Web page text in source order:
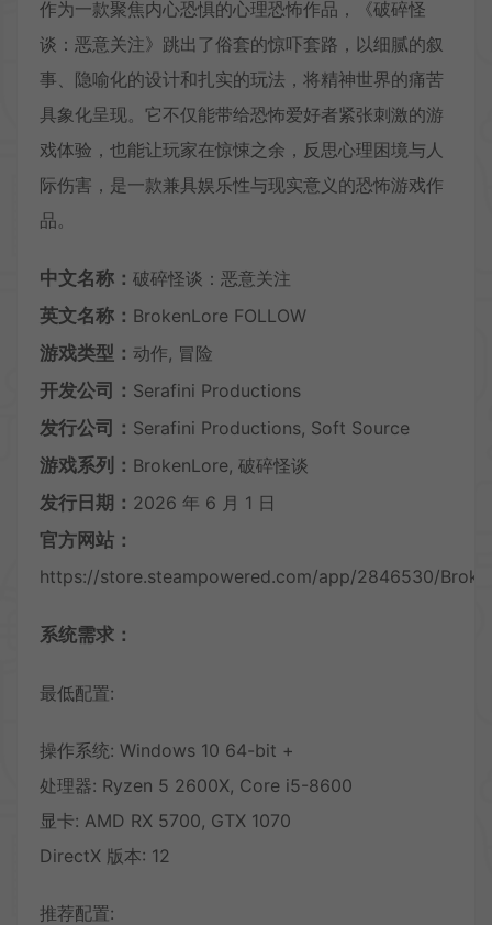
作为一款聚焦内心恐惧的心理恐怖作品，《破碎怪
谈：恶意关注》跳出了俗套的惊吓套路，以细腻的叙
事、隐喻化的设计和扎实的玩法，将精神世界的痛苦
具象化呈现。它不仅能带给恐怖爱好者紧张刺激的游
戏体验，也能让玩家在惊悚之余，反思心理困境与人
际伤害，是一款兼具娱乐性与现实意义的恐怖游戏作
品。
中文名称： 破碎怪谈：恶意关注
英文名称： BrokenLore FOLLOW
游戏类型： 动作, 冒险
开发公司： Serafini Productions
发行公司： Serafini Productions, Soft Source
游戏系列： BrokenLore, 破碎怪谈
发行日期： 2026 年 6 月 1 日
官方网站：
https://store.steampowered.com/app/2846530/
系统需求：
最低配置:
操作系统: Windows 10 64-bit +
处理器: Ryzen 5 2600X, Core i5-8600
显卡: AMD RX 5700, GTX 1070
DirectX 版本: 12
推荐配置: